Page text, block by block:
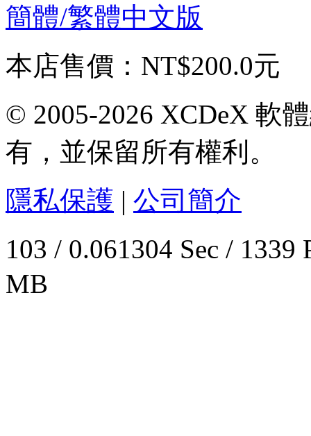
簡體/繁體中文版
本店售價： NT$200.0元
© 2005-2026 XCDeX 軟
有，並保留所有權利。
隱私保護 | 公司簡介
103 / 0.061304 Sec /
MB